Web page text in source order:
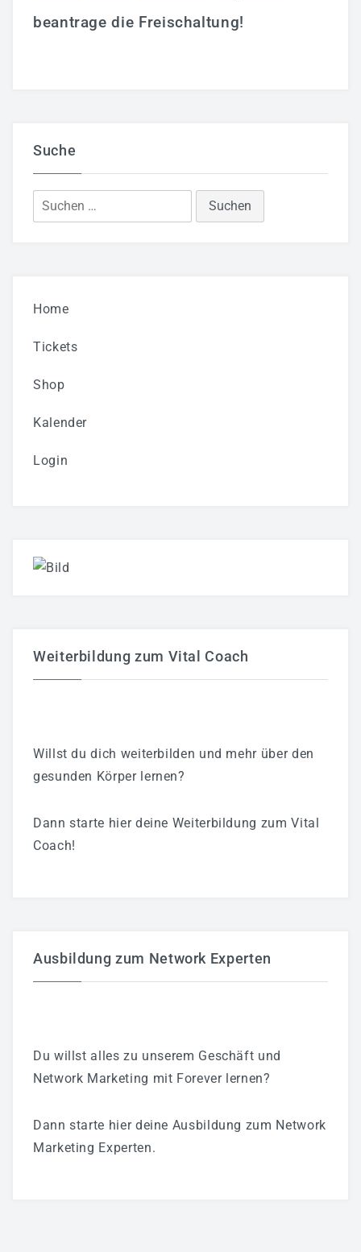
beantrage die Freischaltung!
Suche
Suchen
nach:
Home
Tickets
Shop
Kalender
Login
Weiterbildung zum Vital Coach
Willst du dich weiterbilden und mehr über den
gesunden Körper lernen?
Dann starte hier deine Weiterbildung zum Vital
Coach!
Ausbildung zum Network Experten
Du willst alles zu unserem Geschäft und
Network Marketing mit Forever lernen?
Dann starte hier deine Ausbildung zum Network
Marketing Experten.